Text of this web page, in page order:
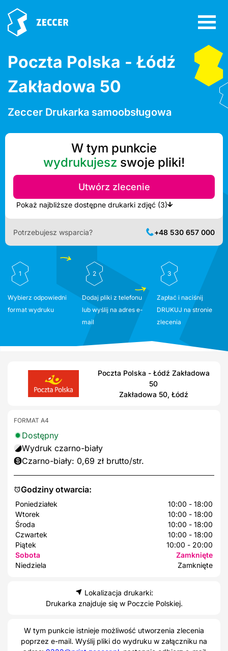
Poczta Polska - Łódź
Zakładowa 50
Zeccer Drukarka samoobsługowa
W tym punkcie
wydrukujesz swoje pliki!
Utwórz zlecenie
Pokaż najbliższe dostępne drukarki zdjęć (3)
Potrzebujesz wsparcia? +48 530 657 000
1
Wybierz odpowiedni
format wydruku
2
Dodaj pliki z telefonu
lub wyślij na adres e-
mail
3
Zapłać i naciśnij
DRUKUJ na stronie
zlecenia
Poczta Polska - Łódź Zakładowa
50
Zakładowa 50, Łódź
Godziny otwarcia:
Poniedziałek
10:00 - 18:00
Wtorek
10:00 - 18:00
Środa
10:00 - 18:00
Czwartek
10:00 - 18:00
Piątek
10:00 - 20:00
Sobota
Zamknięte
Niedziela
Zamknięte
FORMAT A4
Dostępny
Wydruk czarno-biały
Czarno-biały: 0,69 zł brutto/str.
Lokalizacja drukarki:
Drukarka znajduje się w Poczcie Polskiej.
W tym punkcie istnieje możliwość utworzenia zlecenia
poprzez e-mail. Wyślij pliki do wydruku w załączniku na